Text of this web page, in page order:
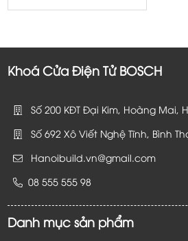
was:
is:
Khoá Cửa Điện Tử BOSCH
Số 200 KĐT Đại Kim, Hoàng Mai,
Số 692 Xô Viết Nghệ Tĩnh, Bình
Hanoibuild.vn@gmail.com
08 555 555 98
Danh mục sản phẩm